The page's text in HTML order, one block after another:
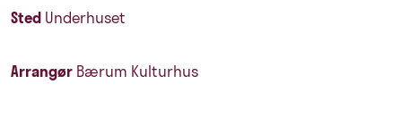
Sted Underhuset
Arrangør Bærum Kulturhus